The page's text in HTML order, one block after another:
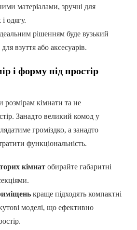
матеріалами, зручні для
одягу.
рішенням буде вузький
взуття або аксесуарів.
і форму під простір
розмірам кімнати та не
Занадто великий комод у
громіздко, а занадто
функціональність.
кімнатобирайте габаритні
краще підходять компактні
моделі, що ефективно